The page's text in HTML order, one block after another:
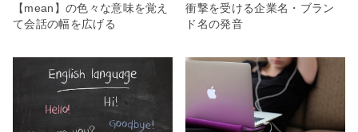
【mean】の色々な意味を覚え
て会話の幅を広げる
衝撃を受ける企業名・ブラン
ド名の発音